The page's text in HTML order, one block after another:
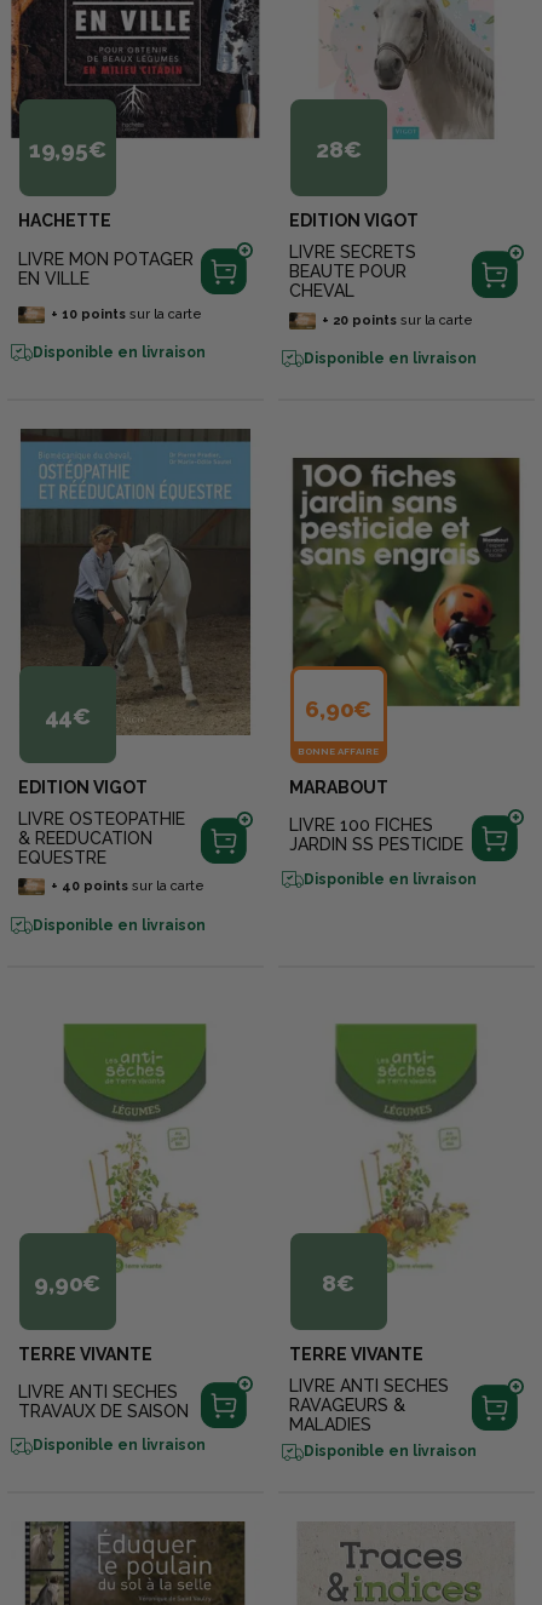
19,95€
HACHETTE
LIVRE MON POTAGER
EN VILLE
+ 10pointssur la carte
Disponible en livraison
28€
EDITION VIGOT
LIVRE SECRETS
BEAUTE POUR
CHEVAL
+ 20pointssur la carte
Disponible en livraison
44€
EDITION VIGOT
LIVRE OSTEOPATHIE
& REEDUCATION
EQUESTRE
+ 40pointssur la carte
Disponible en livraison
6,90€
BONNE AFFAIRE
MARABOUT
LIVRE 100 FICHES
JARDIN SS PESTICIDE
Disponible en livraison
9,90€
TERRE VIVANTE
LIVRE ANTI SECHES
TRAVAUX DE SAISON
Disponible en livraison
8€
TERRE VIVANTE
LIVRE ANTI SECHES
RAVAGEURS &
MALADIES
Disponible en livraison